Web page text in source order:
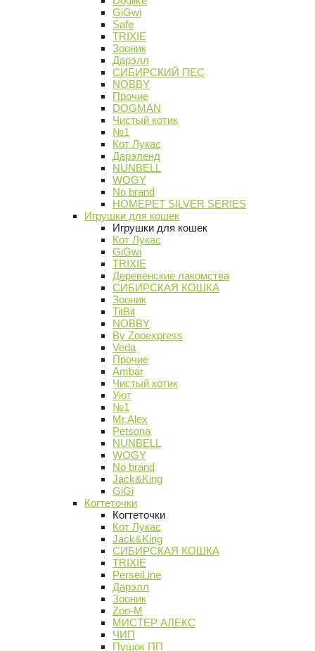
GiGwi
Safe
TRIXIE
Зооник
Дарэлл
СИБИРСКИЙ ПЕС
NOBBY
Прочие
DOGMAN
Чистый котик
№1
Кот Лукас
Дарэленд
NUNBELL
WOGY
No brand
HOMEPET SILVER SERIES
Игрушки для кошек
Игрушки для кошек
Кот Лукас
GiGwi
TRIXIE
Деревенские лакомства
СИБИРСКАЯ КОШКА
Зооник
TitBit
NOBBY
By Zooexpress
Veda
Прочие
Ambar
Чистый котик
Уют
№1
Mr.Alex
Petsona
NUNBELL
WOGY
No brand
Jack&King
GiGi
Когтеточки
Когтеточки
Кот Лукас
Jack&King
СИБИРСКАЯ КОШКА
TRIXIE
PerseiLine
Дарэлл
Зооник
Zoo-M
МИСТЕР АЛЕКС
ЧИП
Пушок ПП